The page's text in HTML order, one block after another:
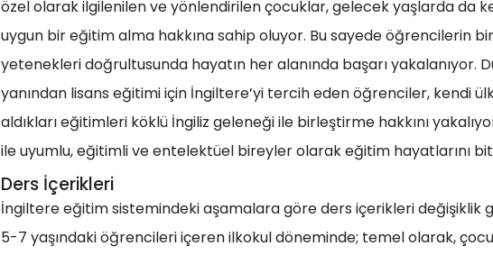
özel olarak ilgilenilen ve yönlendirilen çocuklar, gelecek yaşlarda da
uygun bir eğitim alma hakkına sahip oluyor. Bu sayede öğrencilerin
yetenekleri doğrultusunda hayatın her alanında başarı yakalanıyor.
yanından lisans eğitimi için İngiltere’yi tercih eden öğrenciler, kendi
aldıkları eğitimleri köklü İngiliz geleneği ile birleştirme hakkını
ile uyumlu, eğitimli ve entelektüel bireyler olarak eğitim hayatlarını
Ders İçerikleri
İngiltere eğitim sistemindeki aşamalara göre ders içerikleri değişiklik
5-7 yaşındaki öğrencileri içeren ilkokul döneminde; temel olarak,